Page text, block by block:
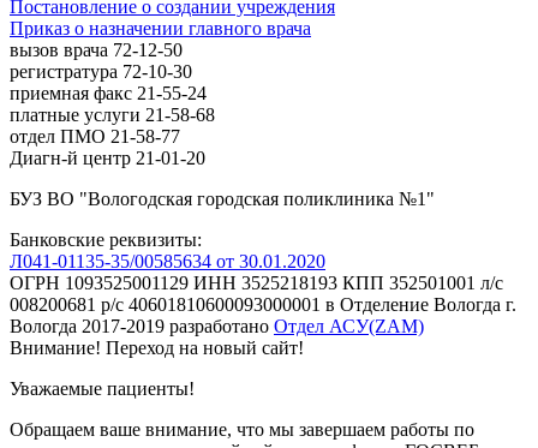
Постановление о создании учреждения
Приказ о назначении главного врача
вызов врача 72-12-50
регистратура 72-10-30
приемная факс 21-55-24
платные услуги 21-58-68
отдел ПМО 21-58-77
Диагн-й центр 21-01-20
БУЗ ВО "Вологодская городская поликлиника №1"
Банковские реквизиты:
Л041-01135-35/00585634 от 30.01.2020
ОГРН 1093525001129 ИНН 3525218193 КПП 352501001 л/с
008200681 р/с 40601810600093000001 в Отделение Вологда г.
Вологда 2017-2019 разработано Отдел АСУ(ZAM)
Внимание! Переход на новый сайт!
Уважаемые пациенты!
Обращаем ваше внимание, что мы завершаем работы по